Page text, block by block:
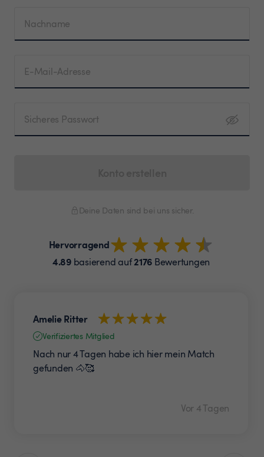
Nachname
E-Mail-Adresse
Sicheres Passwort
Deine Daten sind bei uns sicher.
Hervorragend
4.89basierend auf2176 Bewertungen
Amelie Ritter
Verifiziertes Mitglied
Nach nur 4 Tagen habe ich hier mein Match
gefunden 🐴🥰
Vor 4 Tagen